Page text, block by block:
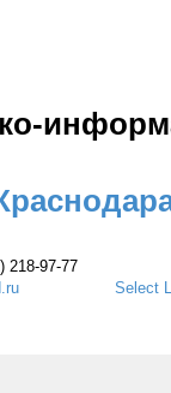
218-97-77
Select